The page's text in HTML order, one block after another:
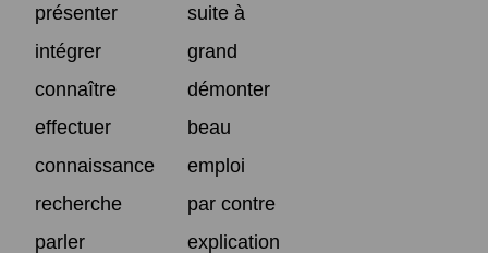
présenter
suite à
intégrer
grand
connaître
démonter
effectuer
beau
connaissance
emploi
recherche
par contre
parler
explication